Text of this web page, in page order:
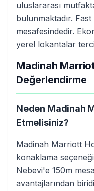
uluslararası
bulunmaktadır.
mesafesindedir.
yerel lokantalar
Madinah
Değerlendirme
Neden Madinah
Etmelisiniz?
Madinah Marriott
konaklama
Nebevi'e 150m
avantajlarından